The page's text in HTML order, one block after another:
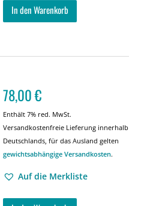
In den Warenkorb
78,00€
Enthält 7% red. MwSt.
Versandkostenfreie Lieferung innerhalb
Deutschlands, für das Ausland gelten
gewichtsabhängige Versandkosten.
Auf die Merkliste